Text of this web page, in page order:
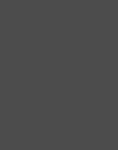
들이 찾아주셨었어요!